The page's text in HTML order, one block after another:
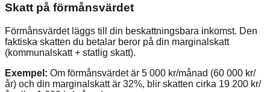
Skatt på förmånsvärdet
Förmånsvärdet läggs till din beskattningsbara inkomst. Den
faktiska skatten du betalar beror på din marginalskatt
(kommunalskatt + statlig skatt).
Exempel: Om förmånsvärdet är 5 000 kr/månad (60 000 kr/
år) och din marginalskatt är 32%, blir skatten cirka 19 200 kr/